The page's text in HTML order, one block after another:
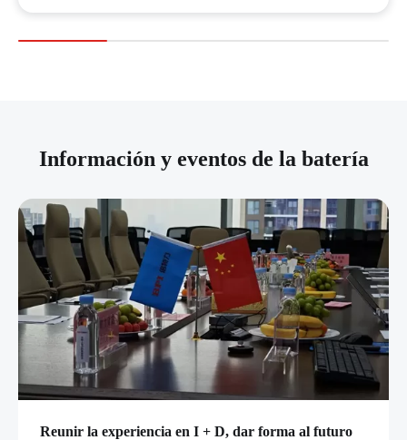
Información y eventos de la batería
Reunir la experiencia en I + D, dar forma al futuro